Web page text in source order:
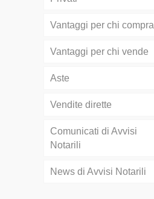
Vantaggi per chi compra
Vantaggi per chi vende
Aste
Vendite dirette
Comunicati di Avvisi
Notarili
News di Avvisi Notarili